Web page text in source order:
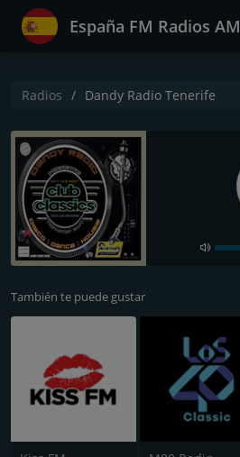
España FM Radios AM
Radios Dandy Radio Tenerife
También te puede gustar